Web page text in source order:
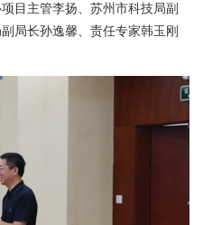
主管李扬、苏州市科技局副
局长孙逸馨、责任专家韩玉刚